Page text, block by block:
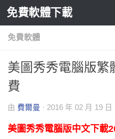
Skip to content
免費軟體下載
免費軟體
美圖秀秀電腦版繁
費
由 費爾曼 · 2016 年 02 月 19 日
美圖秀秀電腦版中文下載